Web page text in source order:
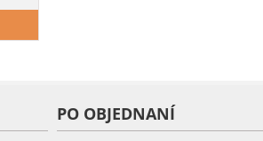
PO OBJEDNANÍ